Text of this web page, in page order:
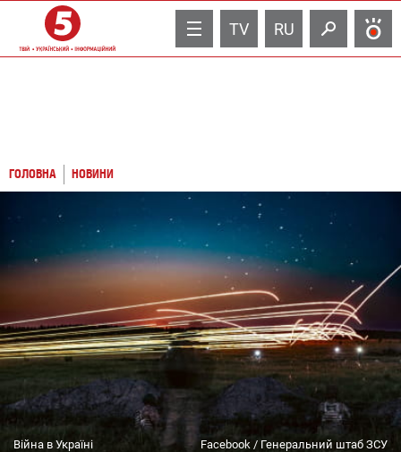
TV RU
ГОЛОВНА НОВИНИ
Війна в Україні Facebook / Генеральний штаб ЗСУ